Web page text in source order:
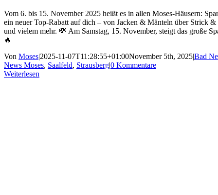
Vom 6. bis 15. November 2025 heißt es in allen Moses-Häusern:
ein neuer Top-Rabatt auf dich – von Jacken & Mänteln über Strick
und vielem mehr. 💸 Am Samstag, 15. November, steigt das große
🔥
Von Moses|2025-11-07T11:28:55+01:00November 5th, 2025|Bad
News Moses, Saalfeld, Strausberg|0 Kommentare
Weiterlesen